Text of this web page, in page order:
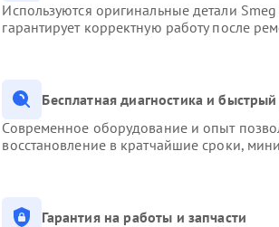
Используются оригинальные детали
гарантирует корректную работу после
Бесплатная диагностика и
Современное оборудование и опыт
восстановление в кратчайшие сроки,
Гарантия на работы и запчасти